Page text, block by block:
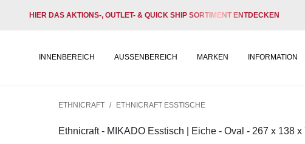
HIER DAS AKTIONS-, OUTLET- & QUICK SHIP SORTIMENT ENTDECKEN
INNENBEREICH AUSSENBEREICH MARKEN INFORMATION
ETHNICRAFT / ETHNICRAFT ESSTISCHE
Ethnicraft - MIKADO Esstisch | Eiche - Oval - 267 x 138 x